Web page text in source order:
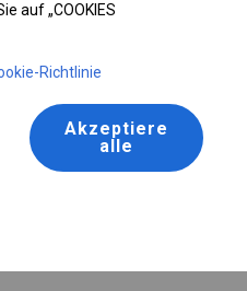
auf „COOKIES
Richtlinie
Akzeptiere
alle